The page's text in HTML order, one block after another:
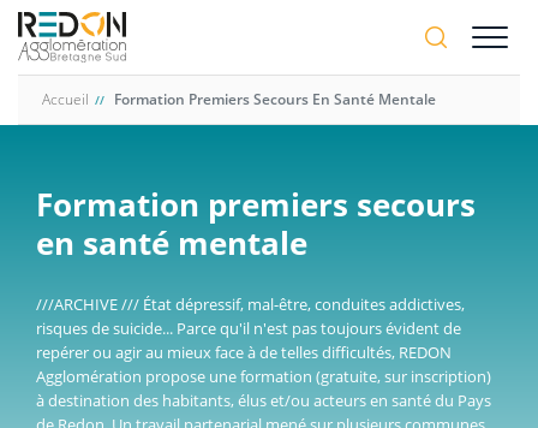
Aller
contenu
Accueil Formation Premiers Secours En Santé Mentale
Formation premiers secours
en santé mentale
///ARCHIVE /// État dépressif, mal-être, conduites addictives,
risques de suicide... Parce qu'il n'est pas toujours évident de
repérer ou agir au mieux face à de telles difficultés, REDON
Agglomération propose une formation (gratuite, sur inscription)
à destination des habitants, élus et/ou acteurs en santé du Pays